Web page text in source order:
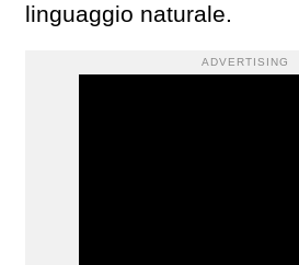
linguaggio naturale.
ADVERTISING